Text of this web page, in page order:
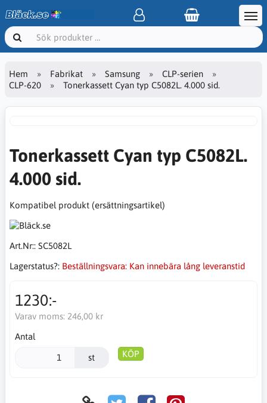
Hem Fabrikat Samsung
CLP-serien
CLP-620
Tonerkassett Cyan typ C5082L. 4.000 sid.
Tonerkassett Cyan typ C5082L.
4.000 sid.
Kompatibel produkt (ersättningsartikel)
Art.Nr:: SC5082L
Lagerstatus?: Beställningsvara: Kan innebära lång leveranstid
1230:-
Varav moms: 246,00 kr
Antal
st KÖP